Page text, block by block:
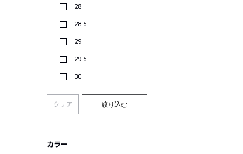
28
28.5
29
29.5
30
クリア 絞り込む
カラー